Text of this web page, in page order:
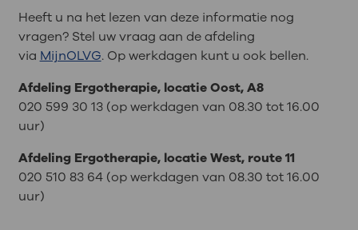
Heeft u na het lezen van deze informatie nog
vragen? Stel uw vraag aan de afdeling
via MijnOLVG. Op werkdagen kunt u ook bellen.
Afdeling Ergotherapie, locatie Oost, A8
020 599 30 13 (op werkdagen van 08.30 tot 16.00
uur)
Afdeling Ergotherapie, locatie West, route 11
020 510 83 64 (op werkdagen van 08.30 tot 16.00
uur)